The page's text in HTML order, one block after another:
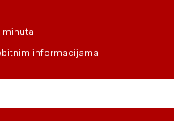
minuta
informacijama